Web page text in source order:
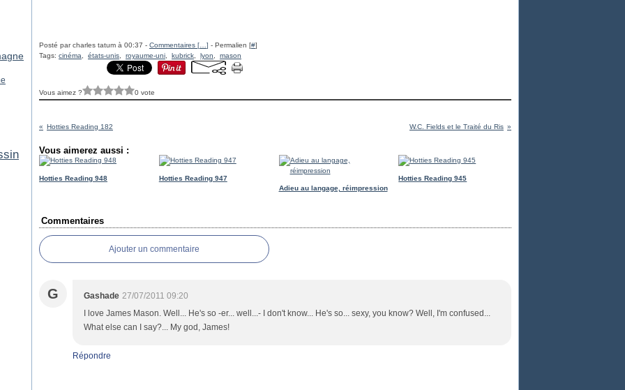
Posté par charles tatum à 00:37 - Commentaires [ ] - Permalien [#]
Tags: cinéma états-unis royaume-uni kubrick lyon mason
Vous aimez ? 0 vote
Hotties Reading 182 W.C. Fields et le Traité du Ris
Vous aimerez aussi :
Hotties Reading 948
Hotties Reading 947
Adieu au langage, réimpression
Hotties Reading 945
Commentaires
Ajouter un commentaire
G Gashade 27/07/2011 09:20
I love James Mason. Well... He's so -er... well...- I don't know... He's so... sexy, you know? Well, I'm confused...
What else can I say?... My god, James!
Répondre